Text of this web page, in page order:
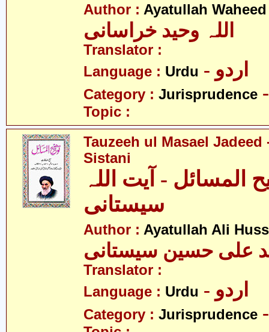
Author : Ayatullah
اللہ وحید خراسانی
Translator :
Language : Urdu - اردو
Category : Jurisprudence
Topic :
Tauzeeh ul Masael Jadeed
Sistani
المسائل - آیت اللہ
سیستانی
Author : Ayatullah Ali
علی حسین سیستانی
Translator :
Language : Urdu - اردو
Category : Jurisprudence